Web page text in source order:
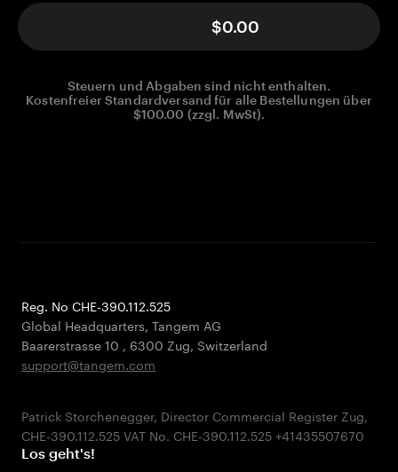
$0.00
Steuern und Abgaben sind nicht enthalten.
Kostenfreier Standardversand für alle Bestellungen über
$100.00 (zzgl. MwSt).
Reg. No CHE-390.112.525
Global Headquarters, Tangem AG
Baarerstrasse 10 , 6300 Zug, Switzerland
support@tangem.com
Patrick Storchenegger, Director Commercial Register Zug,
Los geht's!